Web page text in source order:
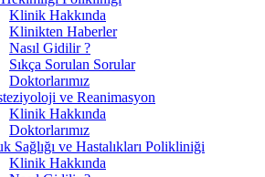
Klinik Hakkında
Klinikten Haberler
Nasıl Gidilir ?
Sıkça Sorulan Sorular
Doktorlarımız
ve Reanimasyon
Klinik Hakkında
Doktorlarımız
Sağlığı ve Hastalıkları Polikliniği
Klinik Hakkında